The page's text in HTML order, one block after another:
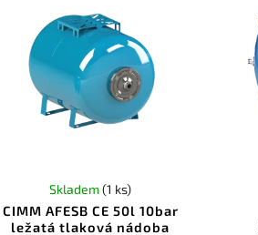
CIMM AFESB CE 50l 10bar
ležatá tlaková nádoba
Skladem(1 ks)